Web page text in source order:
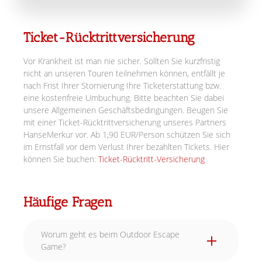
Ticket-Rücktrittversicherung
Vor Krankheit ist man nie sicher. Sollten Sie kurzfristig
nicht an unseren Touren teilnehmen können, entfällt je
nach Frist Ihrer Stornierung Ihre Ticketerstattung bzw.
eine kostenfreie Umbuchung. Bitte beachten Sie dabei
unsere Allgemeinen Geschäftsbedingungen. Beugen Sie
mit einer Ticket-Rücktrittversicherung unseres Partners
HanseMerkur vor. Ab 1,90 EUR/Person schützen Sie sich
im Ernstfall vor dem Verlust Ihrer bezahlten Tickets. Hier
können Sie buchen: Ticket-Rücktritt-Versicherung
Häufige Fragen
Worum geht es beim Outdoor Escape
Game?